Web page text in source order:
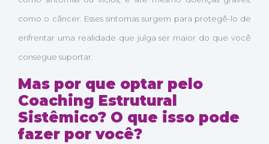
como o câncer. Esses sintomas surgem para protegê-lo de
enfrentar uma realidade que julga ser maior do que você
consegue suportar.
Mas por que optar pelo
Coaching Estrutural
Sistêmico? O que isso pode
fazer por você?